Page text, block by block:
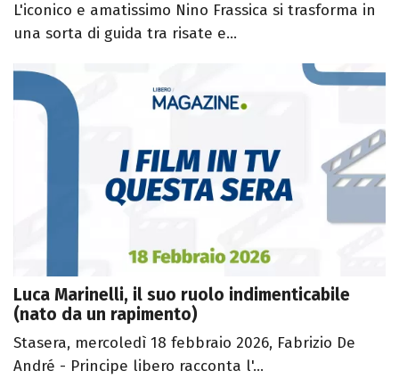
L'iconico e amatissimo Nino Frassica si trasforma in
una sorta di guida tra risate e...
Luca Marinelli, il suo ruolo indimenticabile
(nato da un rapimento)
Stasera, mercoledì 18 febbraio 2026, Fabrizio De
André - Principe libero racconta l'...